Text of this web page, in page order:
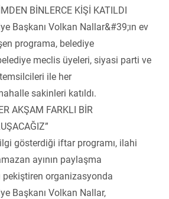
BİNLERCE KİŞİ KATILDI
Başkanı Volkan Nallar&#39;ın ev
programa, belediye
meclis üyeleri, siyasi parti ve
ile her
sakinleri katıldı.
AKŞAM FARKLI BİR
gösterdiği iftar programı, ilahi
ayının paylaşma
pekiştiren organizasyonda
Başkanı Volkan Nallar,